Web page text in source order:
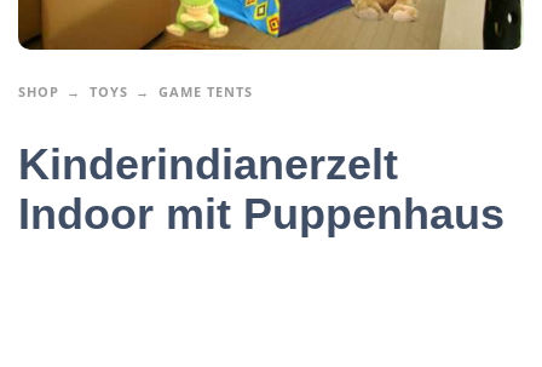
SHOP TOYS GAME TENTS
Kinderindianerzelt
Indoor mit Puppenhaus